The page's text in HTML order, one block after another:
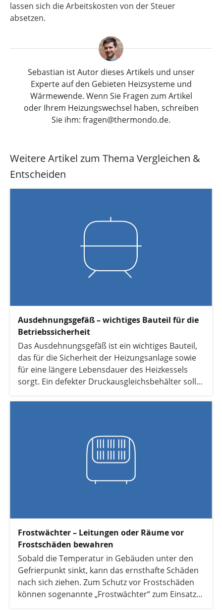
lassen sich die Arbeitskosten von der Steuer
absetzen.
Sebastian ist Autor dieses Artikels und unser
Experte auf den Gebieten Heizsysteme und
Wärmewende. Wenn Sie Fragen zum Artikel
oder Ihrem Heizungswechsel haben, schreiben
Sie ihm: fragen@thermondo.de.
Weitere Artikel zum Thema Vergleichen &
Entscheiden
Ausdehnungsgefäß – wichtiges Bauteil für die
Betriebssicherheit
Das Ausdehnungsgefäß ist ein wichtiges Bauteil,
das für die Sicherheit der Heizungsanlage sowie
für eine längere Lebensdauer des Heizkessels
sorgt. Ein defekter Druckausgleichsbehälter sollte
Frostwächter – Leitungen oder Räume vor
Frostschäden bewahren
Sobald die Temperatur in Gebäuden unter den
Gefrierpunkt sinkt, kann das ernsthafte Schäden
nach sich ziehen. Zum Schutz vor Frostschäden
können sogenannte „Frostwächter“ zum Einsatz